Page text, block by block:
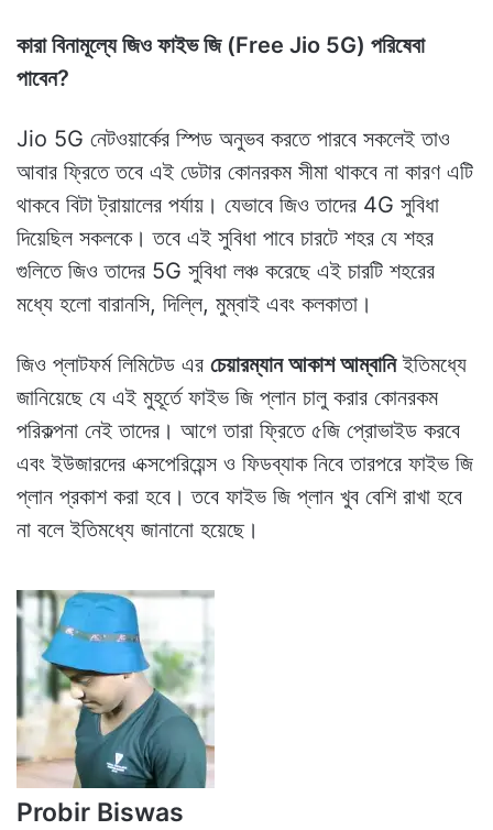
কারা বিনামূল্যে জিও ফাইভ জি (Free Jio 5G) পরিষেবা
পাবেন?
Jio 5G নেটওয়ার্কের স্পিড অনুভব করতে পারবে সকলেই তাও
আবার ফ্রিতে তবে এই ডেটার কোনরকম সীমা থাকবে না কারণ এটি
থাকবে বিটা ট্রায়ালের পর্যায়। যেভাবে জিও তাদের 4G সুবিধা
দিয়েছিল সকলকে। তবে এই সুবিধা পাবে চারটে শহর যে শহর
গুলিতে জিও তাদের 5G সুবিধা লঞ্চ করেছে এই চারটি শহরের
মধ্যে হলো বারানসি, দিল্লি, মুম্বাই এবং কলকাতা।
জিও প্লাটফর্ম লিমিটেড এর চেয়ারম্যান আকাশ আম্বানিইতিমধ্যে
জানিয়েছে যে এই মুহূর্তে ফাইভ জি প্লান চালু করার কোনরকম
পরিকল্পনা নেই তাদের। আগে তারা ফ্রিতে ৫জি প্রোভাইড করবে
এবং ইউজারদের এক্সপেরিয়েন্স ও ফিডব্যাক নিবে তারপরে ফাইভ জি
প্লান প্রকাশ করা হবে। তবে ফাইভ জি প্লান খুব বেশি রাখা হবে
না বলে ইতিমধ্যে জানানো হয়েছে।
Probir Biswas